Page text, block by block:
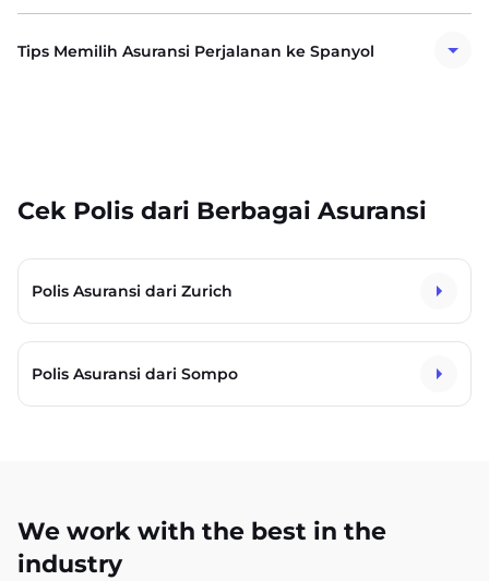
Tips Memilih Asuransi Perjalanan ke Spanyol
Cek Polis dari Berbagai Asuransi
Polis Asuransi dari Zurich
Polis Asuransi dari Sompo
We work with the best in the
industry